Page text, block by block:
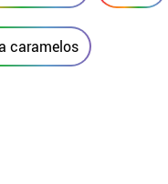
caramelos